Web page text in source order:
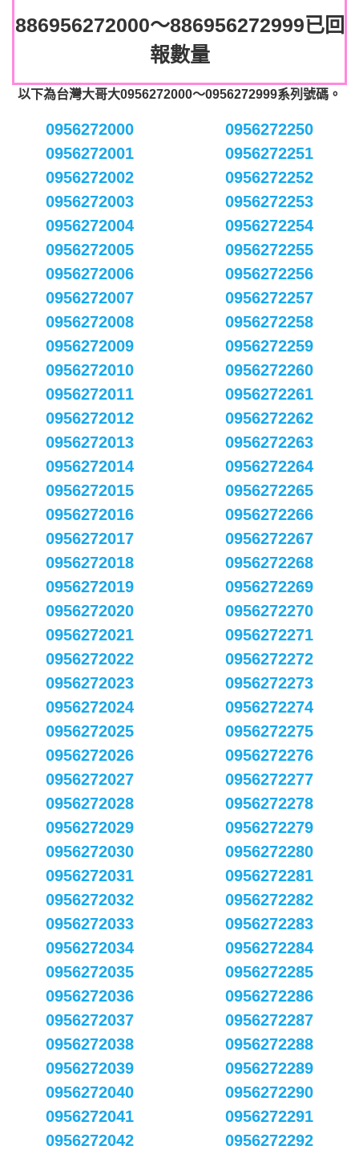
886956272000～886956272999已回
報數量
以下為台灣大哥大0956272000～0956272999系列號碼。
0956272000
0956272001
0956272002
0956272003
0956272004
0956272005
0956272006
0956272007
0956272008
0956272009
0956272010
0956272011
0956272012
0956272013
0956272014
0956272015
0956272016
0956272017
0956272018
0956272019
0956272020
0956272021
0956272022
0956272023
0956272024
0956272025
0956272026
0956272027
0956272028
0956272029
0956272030
0956272031
0956272032
0956272033
0956272034
0956272035
0956272036
0956272037
0956272038
0956272039
0956272040
0956272041
0956272042
0956272250
0956272251
0956272252
0956272253
0956272254
0956272255
0956272256
0956272257
0956272258
0956272259
0956272260
0956272261
0956272262
0956272263
0956272264
0956272265
0956272266
0956272267
0956272268
0956272269
0956272270
0956272271
0956272272
0956272273
0956272274
0956272275
0956272276
0956272277
0956272278
0956272279
0956272280
0956272281
0956272282
0956272283
0956272284
0956272285
0956272286
0956272287
0956272288
0956272289
0956272290
0956272291
0956272292